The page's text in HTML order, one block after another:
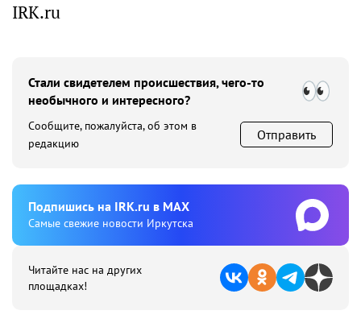
IRK.ru
Стали свидетелем происшествия, чего-то
необычного и интересного?
Сообщите, пожалуйста, об этом в
редакцию
Отправить
Подпишиcь на IRK.ru в MAX
Cамые свежие новости Иркутска
Читайте нас на других
площадках!